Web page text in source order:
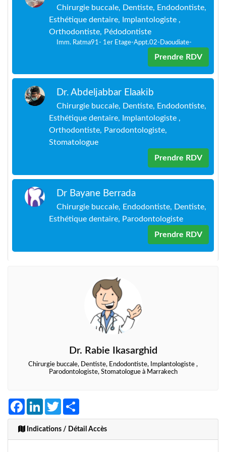
Chirurgie buccale, Dentiste, Endodontiste,
Esthétique dentaire, Implantologiste ,
Orthodontiste, Pédodontiste
Imm. Ratma91- 1er Etage-Appt.02-Daoudiate-
Prendre RDV
Dr. Abdeljabbar Elaakib
Chirurgie buccale, Dentiste, Endodontiste,
Esthétique dentaire, Implantologiste ,
Orthodontiste, Parodontologiste,
Stomatologue
Prendre RDV
Dr Bayane Berrada
Chirurgie buccale, Endodontiste, Dentiste,
Esthétique dentaire, Parodontologiste
Prendre RDV
Dr. Rabie Ikasarghid
Chirurgie buccale, Dentiste, Endodontiste, Implantologiste ,
Parodontologiste, Stomatologue à Marrakech
FacebookLinkedInTwitter
Indications / Détail Accès